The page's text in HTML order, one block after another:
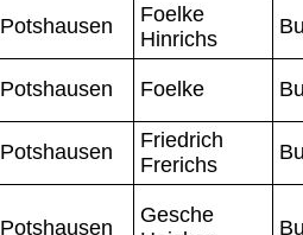
Potshausen
Foelke
Hinrichs
Potshausen Foelke
Potshausen
Friedrich
Frerichs
Potshausen
Gesche